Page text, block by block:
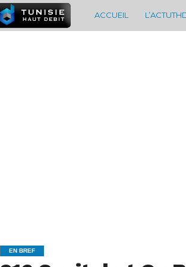
ACCUEIL
EN BREF